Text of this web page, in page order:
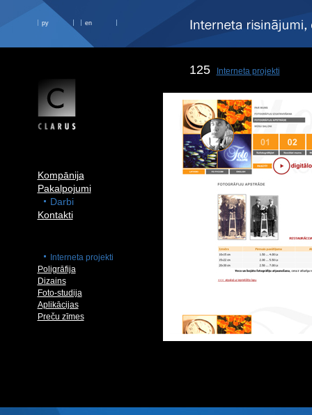
ру en
Kompānija
Pakalpojumi
Darbi
Kontakti
Interneta projekti
Poligrāfija
Dizains
Foto-studija
Aplikācijas
Preču zīmes
125 Interneta projekti